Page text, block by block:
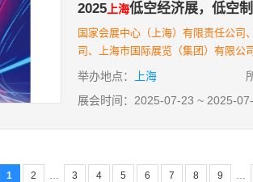
2025 上海低空经济展，低空
国家会展中心（上海）有限责任公司
司、上海市国际展览（集团）有限公
举办地点： 上海
展会时间：2025-07-23 ~ 2025-
1 2 … 3 4 5 6 7 8 9 …